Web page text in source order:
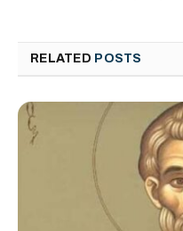
RELATED POSTS